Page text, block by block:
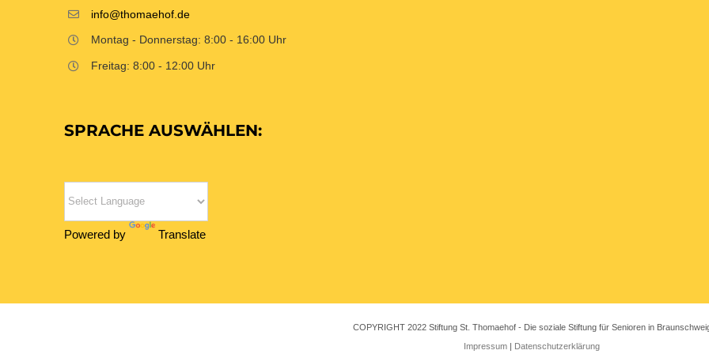
info@thomaehof.de
Montag - Donnerstag: 8:00 - 16:00 Uhr
Freitag: 8:00 - 12:00 Uhr
SPRACHE AUSWÄHLEN:
Powered by Translate
COPYRIGHT 2022 Stiftung St. Thomaehof - Die soziale Stiftung für Senioren in
Impressum | Datenschutzerklärung